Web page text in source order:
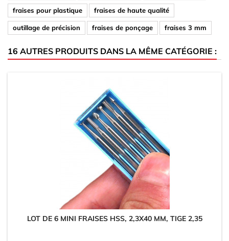
fraises pour plastique fraises de haute qualité
outillage de précision fraises de ponçage fraises 3 mm
16 AUTRES PRODUITS DANS LA MÊME CATÉGORIE :
LOT DE 6 MINI FRAISES HSS, 2,3X40 MM, TIGE 2,35